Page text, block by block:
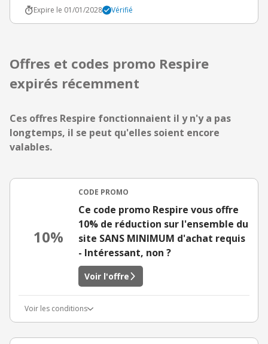
Expire le 01/01/2028
Vérifié
Offres et codes promo Respire
expirés récemment
Ces offres Respire fonctionnaient il y n'y a pas
longtemps, il se peut qu'elles soient encore
valables.
10%
CODE PROMO
Ce code promo Respire vous offre
10% de réduction sur l'ensemble du
site SANS MINIMUM d'achat requis
- Intéressant, non ?
Voir l'offre
Voir les conditions